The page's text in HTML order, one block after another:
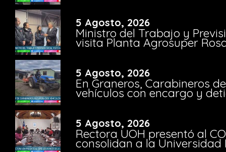
5 Agosto, 2026
Ministro del Trabajo y
visita Planta Agrosuper
5 Agosto, 2026
En Graneros, Carabineros
vehículos con encargo y
5 Agosto, 2026
Rectora UOH presentó al
consolidan a la Universidad